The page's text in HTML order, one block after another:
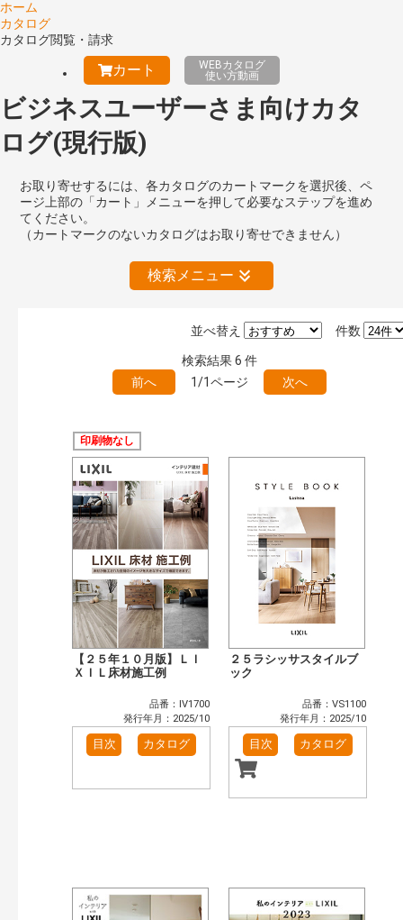
ホーム
カタログ
カタログ閲覧・請求
カート
WEBカタログ
使い方動画
ビジネスユーザーさま向けカタ
ログ(現行版)
お取り寄せするには、各カタログのカートマークを選択後、ペ
ージ上部の「カート」メニューを押して必要なステップを進め
てください。
（カートマークのないカタログはお取り寄せできません）
検索メニュー
絞り込みの解除
キーワード検索（あいまい）
目次も検索 検 索
おすすめハッシュタグ
まずはここから（7）
施工イメージ・アイデア集（6）
リフォームおすすめ（10）
省エネ住宅関連（1）
補助金・優遇制度を知る（2）
カタログ一覧＆使い方（1）
カテゴリー
窓・シャッター（1）
玄関ドア・引戸（5）
インテリア建材（6）
浴室（10）
太陽光発電・屋根・外壁（1）
発行年で検索
件数
並べ替え
検索結果6 件
前へ
1/1ページ 次へ
印刷物なし
【２５年１０月版】ＬＩ
ＸＩＬ床材施工例
品番：IV1700
発行年月：2025/10
目次 カタログ
２５ラシッサスタイルブ
ック
品番：VS1100
発行年月：2025/10
目次 カタログ